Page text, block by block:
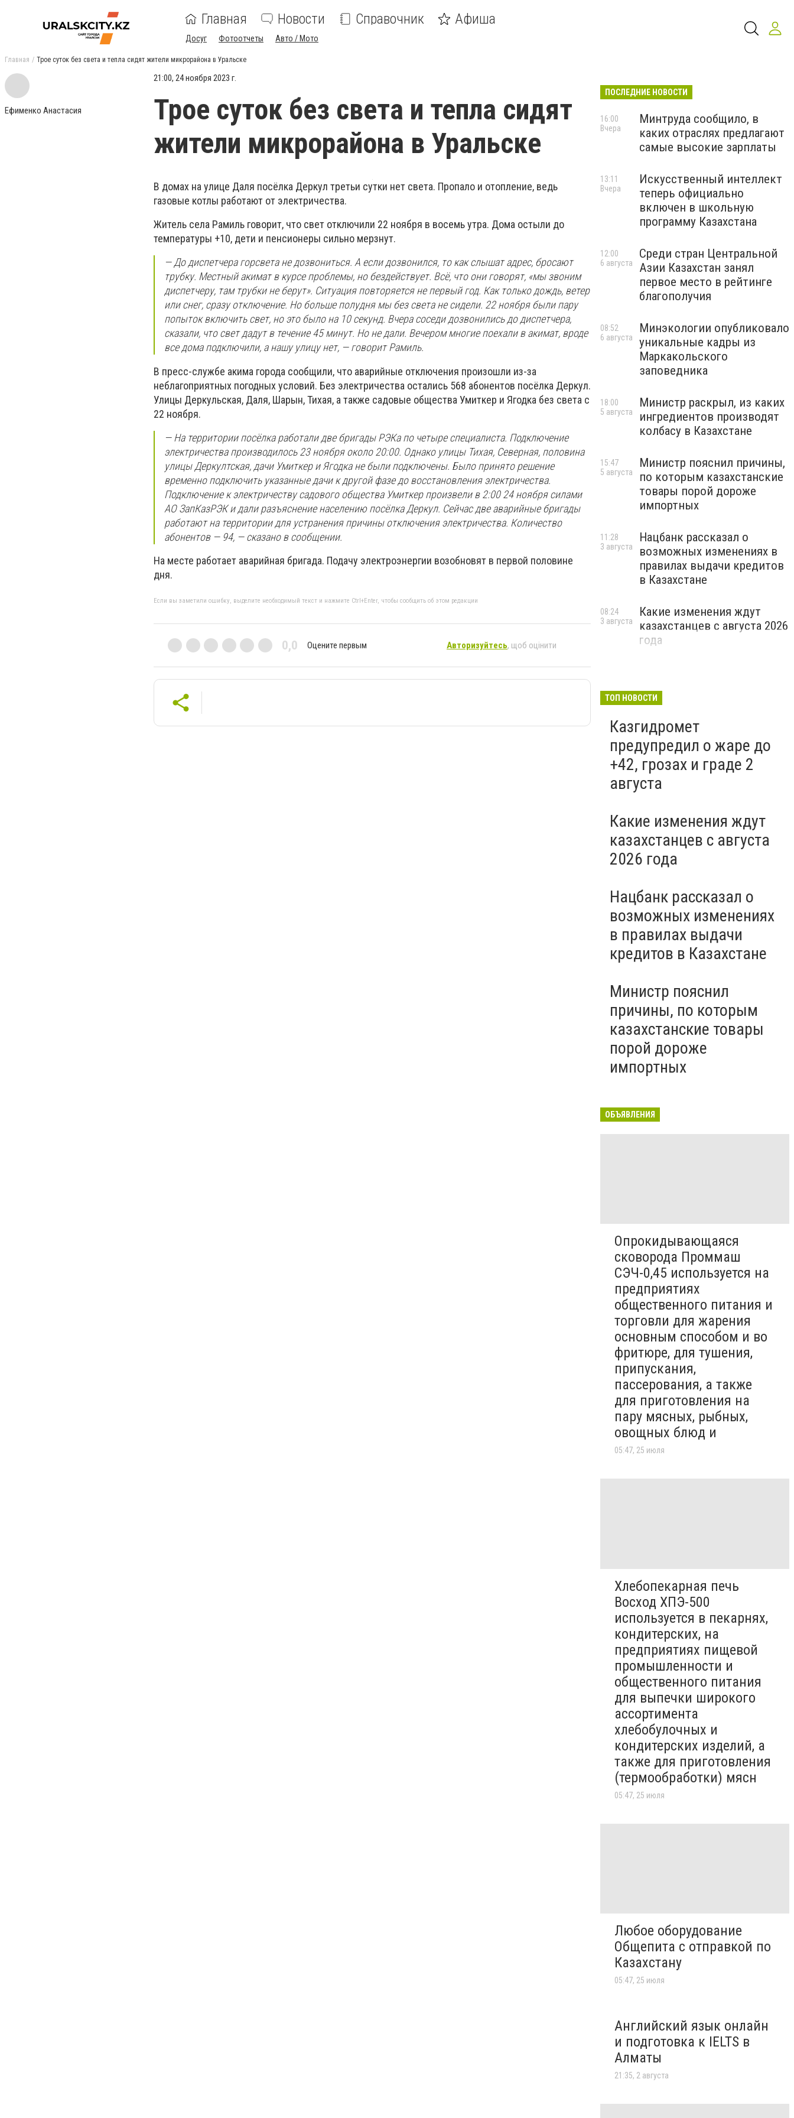
Главная Новости Справочник Афиша
Досуг Фотоотчеты Авто / Мото
Главная Трое суток без света и тепла сидят жители микрорайона в Уральске
Ефименко Анастасия
21:00, 24 ноября 2023 г.
Трое суток без света и тепла сидят
жители микрорайона в Уральске
В домах на улице Даля посёлка Деркул третьи сутки нет света. Пропало и отопление, ведь
газовые котлы работают от электричества.
Житель села Рамиль говорит, что свет отключили 22 ноября в восемь утра. Дома остыли до
температуры +10, дети и пенсионеры сильно мерзнут.
— До диспетчера горсвета не дозвониться. А если дозвонился, то как слышат адрес, бросают
трубку. Местный акимат в курсе проблемы, но бездействует. Всё, что они говорят, «мы звоним
диспетчеру, там трубки не берут». Ситуация повторяется не первый год. Как только дождь, ветер
или снег, сразу отключение. Но больше полудня мы без света не сидели. 22 ноября были пару
попыток включить свет, но это было на 10 секунд. Вчера соседи дозвонились до диспетчера,
сказали, что свет дадут в течение 45 минут. Но не дали. Вечером многие поехали в акимат, вроде
все дома подключили, а нашу улицу нет, — говорит Рамиль.
В пресс-службе акима города сообщили, что аварийные отключения произошли из-за
неблагоприятных погодных условий. Без электричества остались 568 абонентов посёлка Деркул.
Улицы Деркульская, Даля, Шарын, Тихая, а также садовые общества Умиткер и Ягодка без света с
22 ноября.
— На территории посёлка работали две бригады РЭКа по четыре специалиста. Подключение
электричества производилось 23 ноября около 20:00. Однако улицы Тихая, Северная, половина
улицы Деркултская, дачи Умиткер и Ягодка не были подключены. Было принято решение
временно подключить указанные дачи к другой фазе до восстановления электричества.
Подключение к электричеству садового общества Умиткер произвели в 2:00 24 ноября силами
АО ЗапКазРЭК и дали разъяснение населению посёлка Деркул. Сейчас две аварийные бригады
работают на территории для устранения причины отключения электричества. Количество
абонентов — 94, — сказано в сообщении.
На месте работает аварийная бригада. Подачу электроэнергии возобновят в первой половине
дня.
Если вы заметили ошибку, выделите необходимый текст и нажмите Ctrl+Enter, чтобы сообщить об этом редакции
0,0 Оцените первым Авторизуйтесь, щоб оцінити
ПОСЛЕДНИЕ НОВОСТИ
Минтруда сообщило, в
каких отраслях предлагают
самые высокие зарплаты
16:00
Вчера
Искусственный интеллект
теперь официально
включен в школьную
программу Казахстана
13:11
Вчера
Среди стран Центральной
Азии Казахстан занял
первое место в рейтинге
благополучия
12:00
6 августа
Минэкологии опубликовало
уникальные кадры из
Маркакольского
заповедника
08:52
6 августа
Министр раскрыл, из каких
ингредиентов производят
колбасу в Казахстане
18:00
5 августа
Министр пояснил причины,
по которым казахстанские
товары порой дороже
импортных
15:47
5 августа
Нацбанк рассказал о
возможных изменениях в
правилах выдачи кредитов
в Казахстане
11:28
3 августа
Какие изменения ждут
казахстанцев с августа 2026
года
08:24
3 августа
ТОП НОВОСТИ
Казгидромет
предупредил о жаре до
+42, грозах и граде 2
августа
Какие изменения ждут
казахстанцев с августа
2026 года
Нацбанк рассказал о
возможных изменениях
в правилах выдачи
кредитов в Казахстане
Министр пояснил
причины, по которым
казахстанские товары
порой дороже
импортных
ОБЪЯВЛЕНИЯ
Опрокидывающаяся
сковорода Проммаш
СЭЧ-0,45 используется на
предприятиях
общественного питания и
торговли для жарения
основным способом и во
фритюре, для тушения,
припускания,
пассерования, а также
для приготовления на
пару мясных, рыбных,
овощных блюд и
05:47, 25 июля
Хлебопекарная печь
Восход ХПЭ-500
используется в пекарнях,
кондитерских, на
предприятиях пищевой
промышленности и
общественного питания
для выпечки широкого
ассортимента
хлебобулочных и
кондитерских изделий, а
также для приготовления
(термообработки) мясн
05:47, 25 июля
Любое оборудование
Общепита с отправкой по
Казахстану
05:47, 25 июля
Английский язык онлайн
и подготовка к IELTS в
Алматы
21:35, 2 августа